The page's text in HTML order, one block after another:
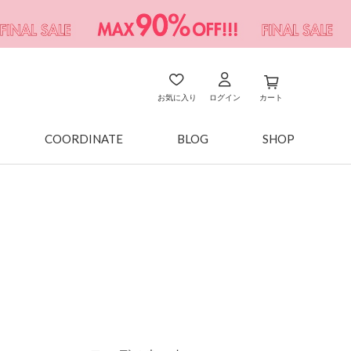
お気に入り ログイン カート
COORDINATE BLOG SHOP